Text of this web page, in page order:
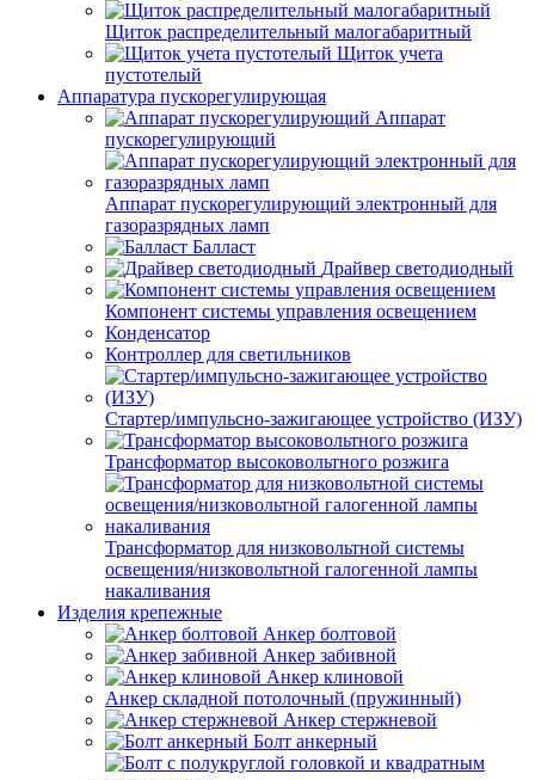
Щиток распределительный малогабаритный
Щиток учета
пустотелый
Аппаратура пускорегулирующая
Аппарат
пускорегулирующий
Аппарат пускорегулирующий электронный для
газоразрядных ламп
Балласт
Драйвер светодиодный
Компонент системы управления освещением
Конденсатор
Контроллер для светильников
Стартер/импульсно-зажигающее устройство (ИЗУ)
Трансформатор высоковольтного розжига
Трансформатор для низковольтной системы
освещения/низковольтной галогенной лампы
накаливания
Изделия крепежные
Анкер болтовой
Анкер забивной
Анкер клиновой
Анкер складной потолочный (пружинный)
Анкер стержневой
Болт анкерный